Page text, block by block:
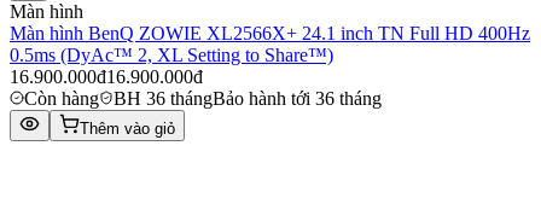
Màn hình
Màn hình BenQ ZOWIE XL2566X+ 24.1 inch TN Full HD 400Hz
0.5ms (DyAc™️ 2, XL Setting to Share™)
16.900.000đ16.900.000đ
Còn hàng
BH 36 thángBảo hành tới 36 tháng
Thêm vào giỏ